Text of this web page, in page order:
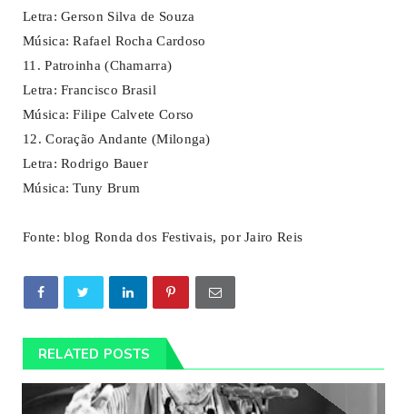
Letra: Gerson Silva de Souza
Música: Rafael Rocha Cardoso
11. Patroinha (Chamarra)
Letra: Francisco Brasil
Música: Filipe Calvete Corso
12. Coração Andante (Milonga)
Letra: Rodrigo Bauer
Música: Tuny Brum
Fonte: blog Ronda dos Festivais, por Jairo Reis
RELATED POSTS